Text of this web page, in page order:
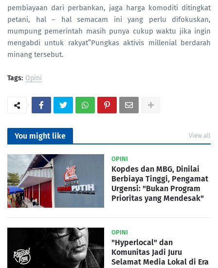
pembiayaan dari perbankan, jaga harga komoditi ditingkat
petani, hal – hal semacam ini yang perlu difokuskan,
mumpung pemerintah masih punya cukup waktu jika ingin
mengabdi untuk rakyat”Pungkas aktivis millenial berdarah
minang tersebut.
Tags: Opini
You might like View all
OPINI
Kopdes dan MBG, Dinilai
Berbiaya Tinggi, Pengamat
Urgensi: "Bukan Program
Prioritas yang Mendesak"
OPINI
"Hyperlocal" dan
Komunitas Jadi Juru
Selamat Media Lokal di Era